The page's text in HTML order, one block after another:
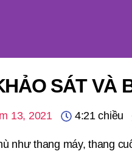
SÁT VÀ
13, 2021 4:21 chiều
như thang máy, thang